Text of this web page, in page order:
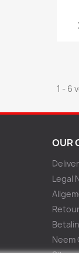
1 - 6
OUR
Legal
Neem